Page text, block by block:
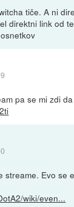
tiče. A ni
direktni link od
pa se mi zdi
streame. Evo se
wiki/even...